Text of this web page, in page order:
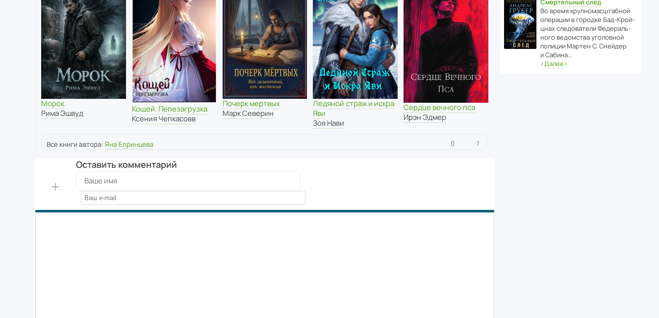
Морок
Рима Эшвуд
Кощей. Пепезагрузка
Ксения Чепкасовв
Почерк мертвых
Марк Северин
Ледяной страж и искра
Яви
Зоя Нави
Сердце вечного пса
Ирэн Эдмер
Все книги автора: Яна Епринцева 0 1
Оставить комментарий
Смертельный след
Во время круп­но­мас­ш­та­бной
операции в городке Бад‑Крой­
цнах следо­ва­тели Феде­раль­
ного ведомства уголо­вной
полиции Мартен С. Снейдер
и Сабина…
‹Далее›